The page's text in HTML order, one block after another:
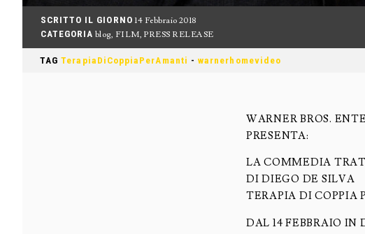
SCRITTO IL GIORNO 14 Febbraio 2018
CATEGORIA blog, FILM, PRESS RELEASE
TAGTerapiaDiCoppiaPerAmanti -warnerhomevideo
WARNER BROS.
PRESENTA:
LA COMMEDIA
DI DIEGO DE SILVA
TERAPIA DI COPPIA
DAL 14 FEBBRAIO IN